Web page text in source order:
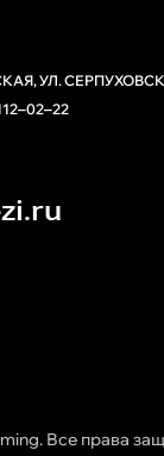
УЛ.
Все права